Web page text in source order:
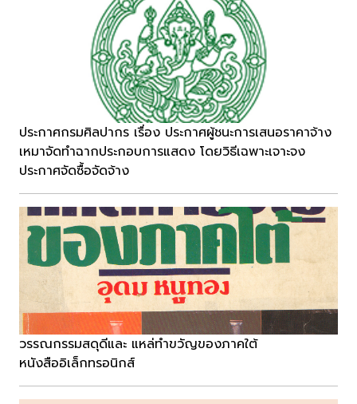
ประกาศกรมศิลปากร เรื่อง ประกาศผู้ชนะการเสนอราคาจ้าง
เหมาจัดทำฉากประกอบการแสดง โดยวิธีเฉพาะเจาะจง
ประกาศจัดซื้อจัดจ้าง
วรรณกรรมสดุดีและ แหล่ทำขวัญของภาคใต้
หนังสืออิเล็กทรอนิกส์